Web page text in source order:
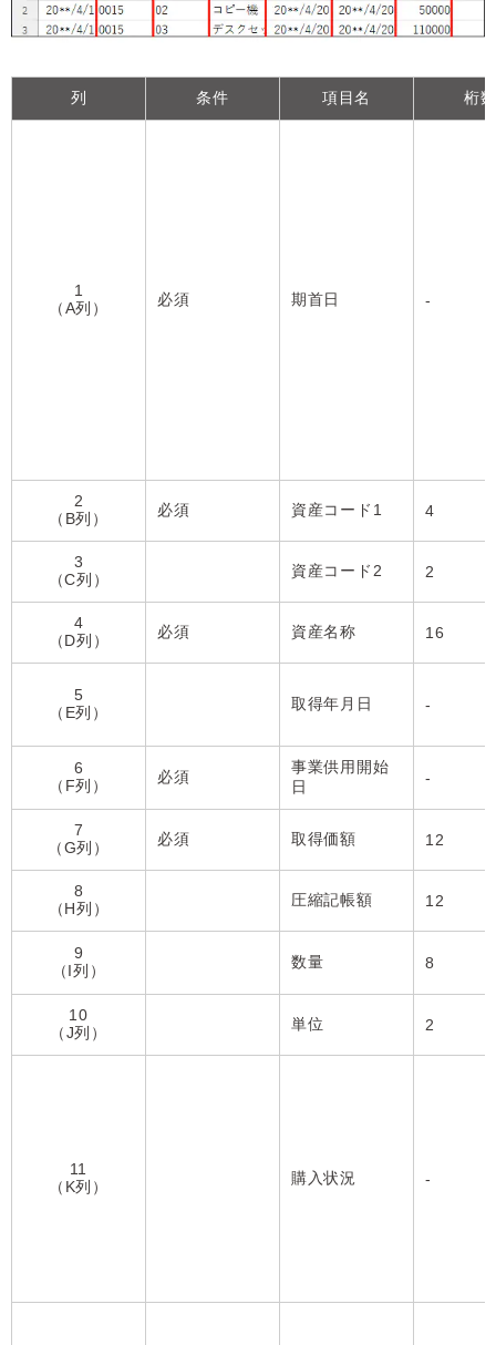
列 条件 項目名 桁数
1
（A列）
必須 期首日 -
2
（B列）
必須 資産コード1 4
3
（C列）
資産コード2 2
4
（D列）
必須 資産名称 16
5
（E列）
取得年月日 -
6
（F列）
必須
事業供用開始
日
-
7
（G列）
必須 取得価額 12
8
（H列）
圧縮記帳額 12
9
（I列）
数量 8
10
（J列）
単位 2
11
（K列）
購入状況 -